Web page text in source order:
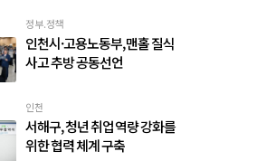
정부.정책
인천시·고용노동부, 맨홀 질식
사고 추방 공동선언
인천
서해구, 청년 취업 역량 강화를
위한 협력 체계 구축